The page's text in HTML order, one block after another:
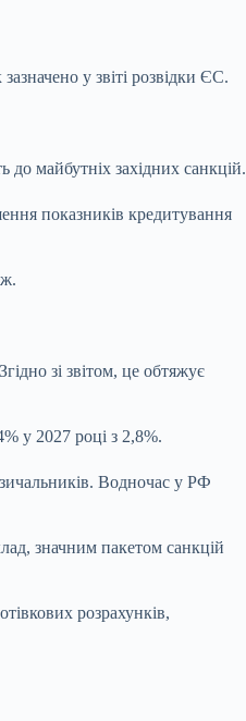
у звіті розвідки ЄС.
до майбутніх західних санкцій.
показників кредитування
зі звітом, це обтяжує
у 2027 році з 2,8%.
Водночас у РФ
значним пакетом санкцій
розрахунків,